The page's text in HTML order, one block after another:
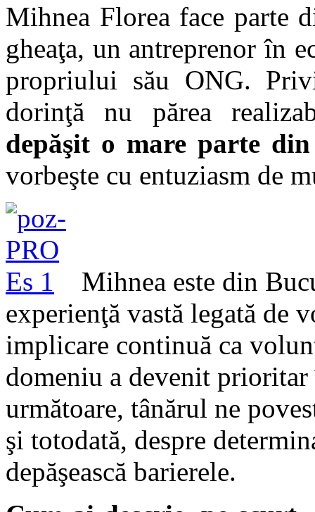
Mihnea Florea face parte
gheaţa, un antreprenor în
propriului său ONG.
dorinţă nu părea
depăşit o mare parte din
vorbeşte cu entuziasm de
Mihnea este din
experienţă vastă legată de
implicare continuă ca
domeniu a devenit
următoare, tânărul ne
şi totodată, despre
depăşească barierele.